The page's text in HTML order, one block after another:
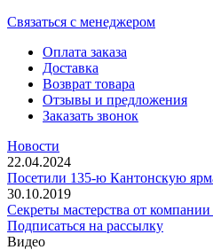
Cвязаться с менеджером
Оплата заказа
Доставка
Возврат товара
Отзывы и предложения
Заказать звонок
Новости
22.04.2024
Посетили 135-ю Кантонскую
30.10.2019
Секреты мастерства от
Подписаться на рассылку
Видео